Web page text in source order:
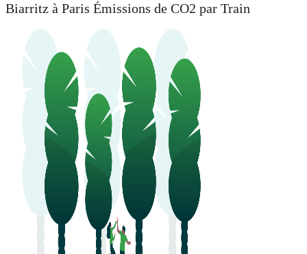
Biarritz à Paris Émissions de CO2 par Train